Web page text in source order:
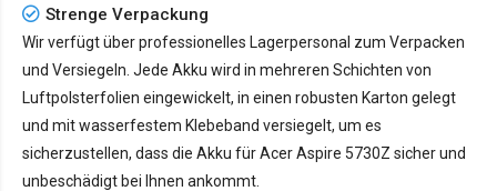
Strenge Verpackung
Wir verfügt über professionelles Lagerpersonal zum Verpacken
und Versiegeln. Jede Akku wird in mehreren Schichten von
Luftpolsterfolien eingewickelt, in einen robusten Karton gelegt
und mit wasserfestem Klebeband versiegelt, um es
sicherzustellen, dass die Akku für Acer Aspire 5730Z sicher und
unbeschädigt bei Ihnen ankommt.